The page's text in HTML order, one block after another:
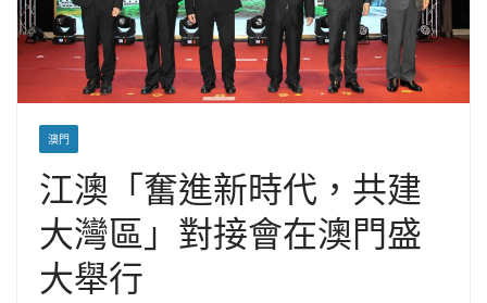
澳門
江澳「奮進新時代，共建
大灣區」對接會在澳門盛
大舉行